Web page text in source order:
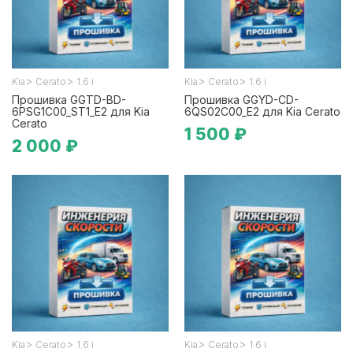
Kia > Cerato > 1.6 i
Прошивка GGTD-BD-
6PSG1C00_ST1_E2 для Kia
Cerato
2 000 ₽
Kia > Cerato > 1.6 i
Прошивка GGYD-CD-
6QS02C00_E2 для Kia Cerato
1 500 ₽
Kia > Cerato > 1.6 i Kia > Cerato > 1.6 i